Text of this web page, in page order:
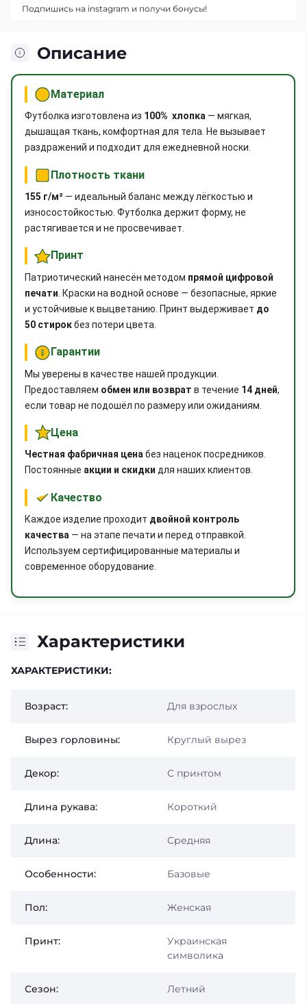
Описание
Материал
Футболка изготовлена из 100% хлопка — мягкая,
дышащая ткань, комфортная для тела. Не вызывает
раздражений и подходит для ежедневной носки.
Плотность ткани
155 г/м² — идеальный баланс между лёгкостью и
износостойкостью. Футболка держит форму, не
растягивается и не просвечивает.
Принт
Патриотический нанесён методом прямой цифровой
печати . Краски на водной основе — безопасные, яркие
и устойчивые к выцветанию. Принт выдерживает до
50 стирокбез потери цвета.
Гарантии
Мы уверены в качестве нашей продукции.
Предоставляем обмен или возврат в течение 14 дней,
если товар не подошёл по размеру или ожиданиям.
Цена
Честная фабричная ценабез наценок посредников.
Постоянные акции и скидки для наших клиентов.
Качество
Каждое изделие проходит двойной контроль
качества — на этапе печати и перед отправкой.
Используем сертифицированные материалы и
современное оборудование.
Характеристики
ХАРАКТЕРИСТИКИ:
Возраст: Для взрослых
Вырез горловины: Круглый вырез
Декор: С принтом
Длина рукава: Короткий
Длина: Средняя
Особенности: Базовые
Пол: Женская
Принт:
Украинская
символика
Сезон: Летний
Подпишись на instagram и получи бонусы!